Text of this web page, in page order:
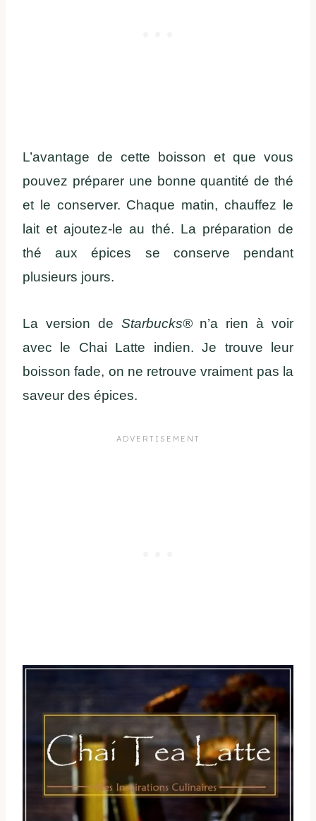
L’avantage de cette boisson et que vous
pouvez préparer une bonne quantité de thé
et le conserver. Chaque matin, chauffez le
lait et ajoutez-le au thé. La préparation de
thé aux épices se conserve pendant
plusieurs jours.
La version de Starbucks®n’a rien à voir
avec le Chai Latte indien. Je trouve leur
boisson fade, on ne retrouve vraiment pas la
saveur des épices.